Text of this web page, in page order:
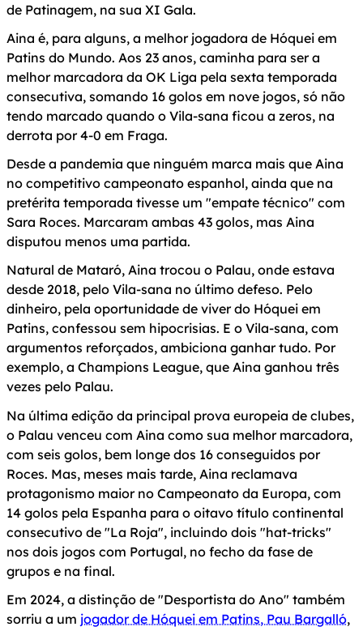
de Patinagem, na sua XI Gala.
Aina é, para alguns, a melhor jogadora de Hóquei em
Patins do Mundo. Aos 23 anos, caminha para ser a
melhor marcadora da OK Liga pela sexta temporada
consecutiva, somando 16 golos em nove jogos, só não
tendo marcado quando o Vila-sana ficou a zeros, na
derrota por 4-0 em Fraga.
Desde a pandemia que ninguém marca mais que Aina
no competitivo campeonato espanhol, ainda que na
pretérita temporada tivesse um "empate técnico" com
Sara Roces. Marcaram ambas 43 golos, mas Aina
disputou menos uma partida.
Natural de Mataró, Aina trocou o Palau, onde estava
desde 2018, pelo Vila-sana no último defeso. Pelo
dinheiro, pela oportunidade de viver do Hóquei em
Patins, confessou sem hipocrisias. E o Vila-sana, com
argumentos reforçados, ambiciona ganhar tudo. Por
exemplo, a Champions League, que Aina ganhou três
vezes pelo Palau.
Na última edição da principal prova europeia de clubes,
o Palau venceu com Aina como sua melhor marcadora,
com seis golos, bem longe dos 16 conseguidos por
Roces. Mas, meses mais tarde, Aina reclamava
protagonismo maior no Campeonato da Europa, com
14 golos pela Espanha para o oitavo título continental
consecutivo de "La Roja", incluindo dois "hat-tricks"
nos dois jogos com Portugal, no fecho da fase de
grupos e na final.
Em 2024, a distinção de "Desportista do Ano" também
sorriu a um jogador de Hóquei em Patins, Pau Bargalló,